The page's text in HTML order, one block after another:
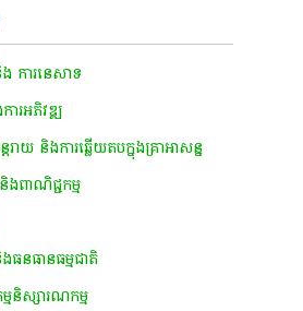
ការ​នេ​សាទ​
រអភិវឌ្ឍ
រាយ និងការឆ្លើយតបក្នុងគ្រាអាសន្ន
ងពាណិជ្ជកម្ម
ធនធានធម្មជាតិ
និស្សារណកម្ម